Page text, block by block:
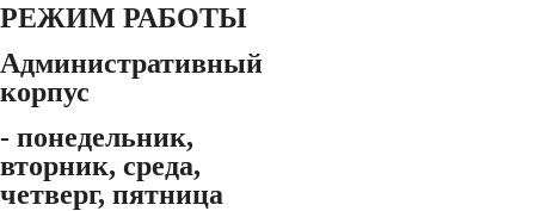
РЕЖИМ РАБОТЫ
Административный
корпус
- понедельник,
вторник, среда,
четверг, пятница